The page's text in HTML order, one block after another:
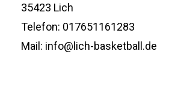
35423 Lich
Telefon: 017651161283
Mail: info@lich-basketball.de